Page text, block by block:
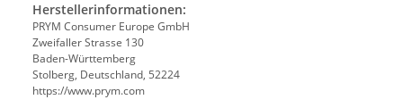
Herstellerinformationen:
PRYM Consumer Europe GmbH
Zweifaller Strasse 130
Baden-Württemberg
Stolberg, Deutschland, 52224
https://www.prym.com